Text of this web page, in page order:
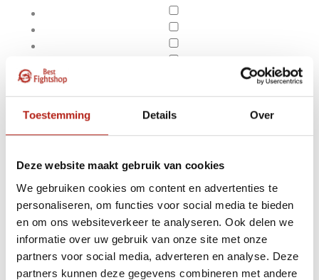
Toestemming Details Over
Deze website maakt gebruik van cookies
We gebruiken cookies om content en advertenties te
personaliseren, om functies voor social media te bieden
en om ons websiteverkeer te analyseren. Ook delen we
informatie over uw gebruik van onze site met onze
partners voor social media, adverteren en analyse. Deze
partners kunnen deze gegevens combineren met andere
Apply filters
Producten getagd met
Bitje - Toka Pro - roze
Producten